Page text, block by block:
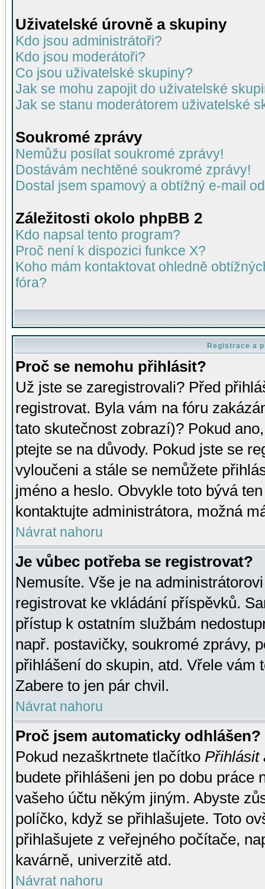
Uživatelské úrovně a skupiny
Kdo jsou administrátoři?
Kdo jsou moderátoři?
Co jsou uživatelské skupiny?
Jak se mohu zapojit do uživatelské
Jak se stanu moderátorem uživatelské
Soukromé zprávy
Nemůžu posílat soukromé zprávy!
Dostávám nechtěné soukromé zprávy!
Dostal jsem spamový a obtížný e-mail
Záležitosti okolo phpBB 2
Kdo napsal tento program?
Proč není k dispozici funkce X?
Koho mám kontaktovat ohledně
fóra?
Registrace a
Proč se nemohu přihlásit?
Už jste se zaregistrovali? Před
registrovat. Byla vám na fóru
tato skutečnost zobrazí)? Pokud
ptejte se na důvody. Pokud jste se
vyloučeni a stále se nemůžete
jméno a heslo. Obvykle toto bývá
kontaktujte administrátora, možná
Návrat nahoru
Je vůbec potřeba se registrovat?
Nemusíte. Vše je na
registrovat ke vkládání příspěvků.
přístup k ostatním službám
např. postavičky, soukromé zprávy,
přihlášení do skupin, atd. Vřele vám
Zabere to jen pár chvil.
Návrat nahoru
Proč jsem automaticky odhlášen?
Pokud nezaškrtnete tlačítko Přihlásit
budete přihlášeni jen po dobu práce
vašeho účtu někým jiným. Abyste
políčko, když se přihlašujete. Toto
přihlašujete z veřejného počítače,
kavárně, univerzitě atd.
Návrat nahoru